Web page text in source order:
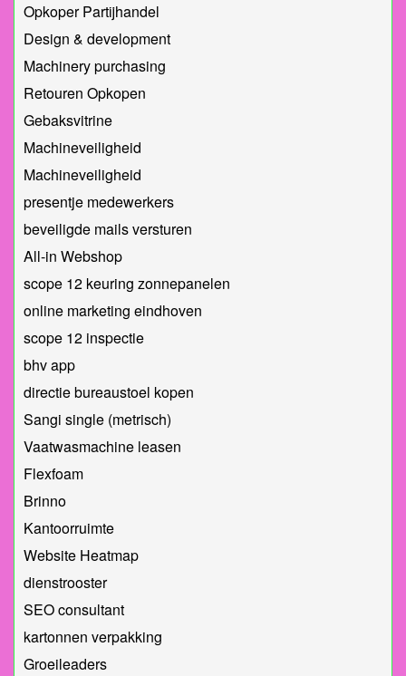
Opkoper Partijhandel
Design & development
Machinery purchasing
Retouren Opkopen
Gebaksvitrine
Machineveiligheid
Machineveiligheid
presentje medewerkers
beveiligde mails versturen
All-in Webshop
scope 12 keuring zonnepanelen
online marketing eindhoven
scope 12 inspectie
bhv app
directie bureaustoel kopen
Sangi single (metrisch)
Vaatwasmachine leasen
Flexfoam
Brinno
Kantoorruimte
Website Heatmap
dienstrooster
SEO consultant
kartonnen verpakking
Groeileaders